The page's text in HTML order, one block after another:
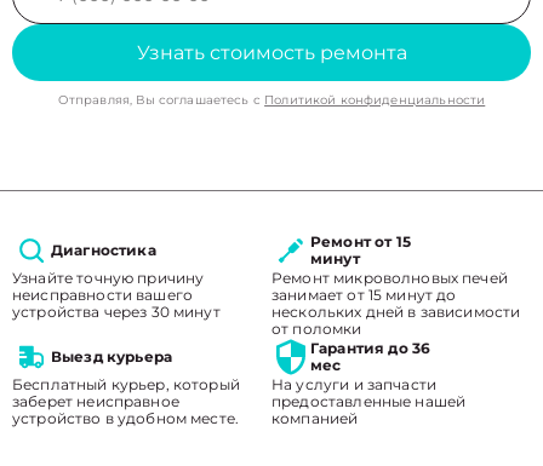
Узнать стоимость ремонта
Отправляя, Вы соглашаетесь с Политикой конфиденциальности
Диагностика
Узнайте точную причину
неисправности вашего
устройства через 30 минут
Ремонт от 15
минут
Ремонт микроволновых печей
занимает от 15 минут до
нескольких дней в зависимости
от поломки
Выезд курьера
Бесплатный курьер, который
заберет неисправное
устройство в удобном месте.
Гарантия до 36
мес
На услуги и запчасти
предоставленные нашей
компанией